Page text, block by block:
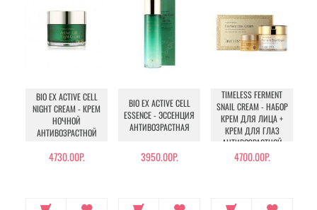
BIO EX ACTIVE CELL
NIGHT CREAM - КРЕМ
НОЧНОЙ
АНТИВОЗРАСТНОЙ
4730.00Р.
BIO EX ACTIVE CELL
ESSENCE - ЭССЕНЦИЯ
АНТИВОЗРАСТНАЯ
3950.00Р.
TIMELESS FERMENT
SNAIL CREAM - НАБОР
КРЕМ ДЛЯ ЛИЦА +
КРЕМ ДЛЯ ГЛАЗ
АНТИВОЗРАСТНОЙ
4700.00Р.